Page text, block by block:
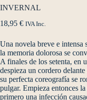
INVERNAL
18,95 € IVA Inc.
Una novela breve e intensa
la memoria dolorosa se
A finales de los setenta, en
despieza un cordero
su perfecta coreografía se
pulgar. Empieza entonces
primero una infección